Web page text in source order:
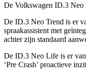
De Volkswagen ID.3 Neo
De ID.3 Neo Trend is er
spraakassistent met
achter zijn standaard
De ID.3 Neo Life is er
‘Pre Crash’ proactieve